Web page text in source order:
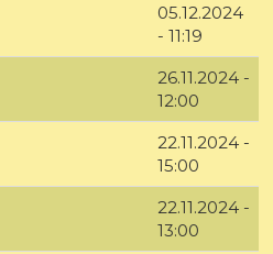
05.12.2024
- 11:19
26.11.2024 -
12:00
22.11.2024 -
15:00
22.11.2024 -
13:00